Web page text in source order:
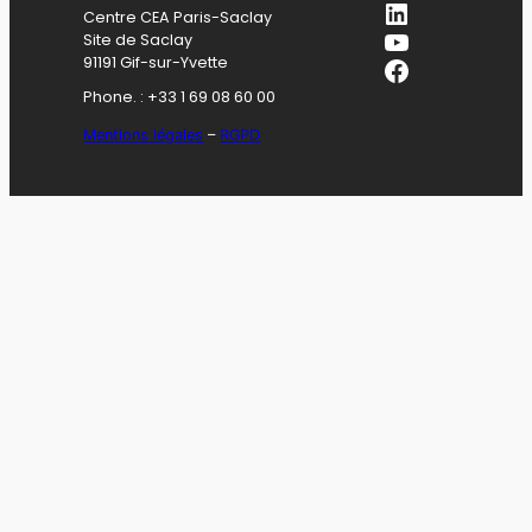
Centre CEA Paris-Saclay
Site de Saclay
91191 Gif-sur-Yvette
Phone. : +33 1 69 08 60 00
Mentions légales – RGPD
LinkedIn
YouTube
Facebook